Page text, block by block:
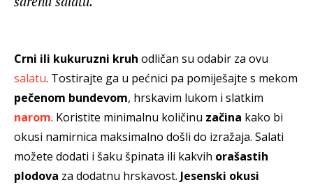
Crni ili kukuruzni kruh odličan su odabir za ovu
salatu. Tostirajte ga u pećnici pa pomiješajte s mekom
pečenom bundevom, hrskavim lukom i slatkim
narom. Koristite minimalnu količinu začina kako bi
okusi namirnica maksimalno došli do izražaja. Salati
možete dodati i šaku špinata ili kakvih orašastih
plodova za dodatnu hrskavost. Jesenski okusi